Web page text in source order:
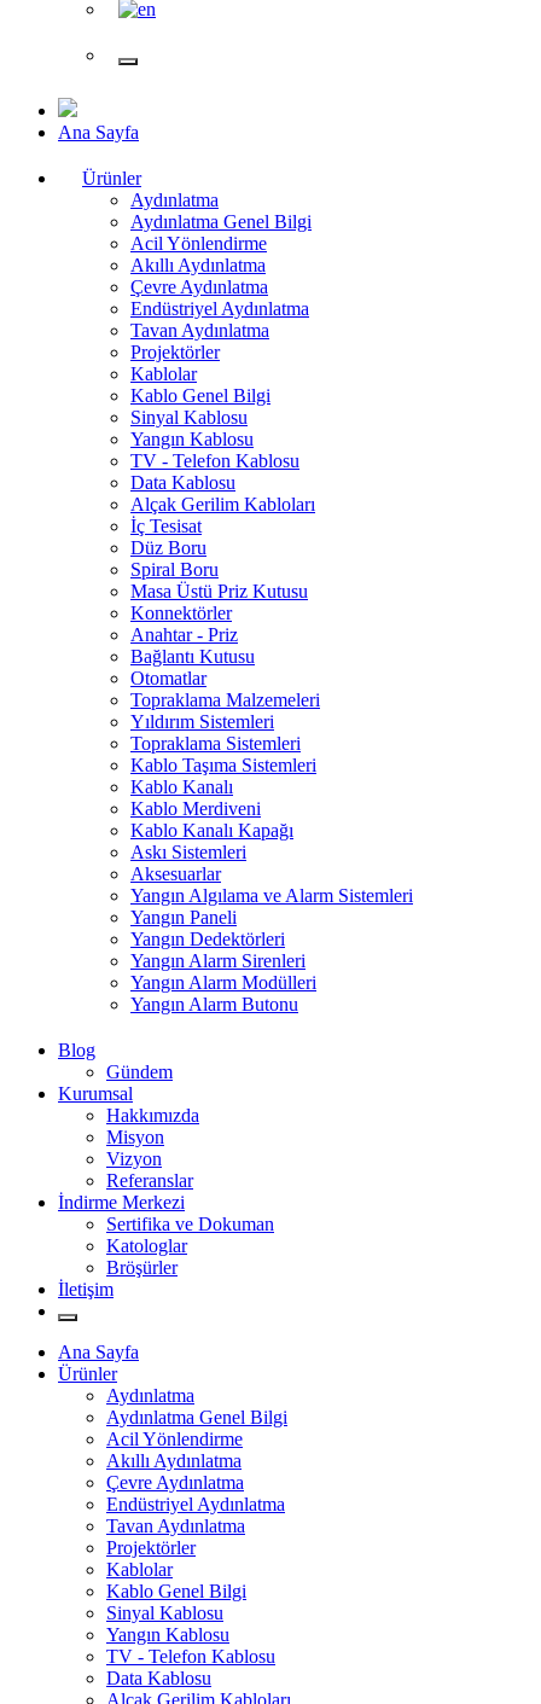
Ana Sayfa
Ürünler
Aydınlatma
Aydınlatma Genel Bilgi
Acil Yönlendirme
Akıllı Aydınlatma
Çevre Aydınlatma
Endüstriyel Aydınlatma
Tavan Aydınlatma
Projektörler
Kablolar
Kablo Genel Bilgi
Sinyal Kablosu
Yangın Kablosu
TV - Telefon Kablosu
Data Kablosu
Alçak Gerilim Kabloları
İç Tesisat
Düz Boru
Spiral Boru
Masa Üstü Priz Kutusu
Konnektörler
Anahtar - Priz
Bağlantı Kutusu
Otomatlar
Topraklama Malzemeleri
Yıldırım Sistemleri
Topraklama Sistemleri
Kablo Taşıma Sistemleri
Kablo Kanalı
Kablo Merdiveni
Kablo Kanalı Kapağı
Askı Sistemleri
Aksesuarlar
Yangın Algılama ve Alarm Sistemleri
Yangın Paneli
Yangın Dedektörleri
Yangın Alarm Sirenleri
Yangın Alarm Modülleri
Yangın Alarm Butonu
Blog
Gündem
Kurumsal
Hakkımızda
Misyon
Vizyon
Referanslar
İndirme Merkezi
Sertifika ve Dokuman
Katologlar
Bröşürler
İletişim
Ana Sayfa
Ürünler
Aydınlatma
Aydınlatma Genel Bilgi
Acil Yönlendirme
Akıllı Aydınlatma
Çevre Aydınlatma
Endüstriyel Aydınlatma
Tavan Aydınlatma
Projektörler
Kablolar
Kablo Genel Bilgi
Sinyal Kablosu
Yangın Kablosu
TV - Telefon Kablosu
Data Kablosu
Alçak Gerilim Kabloları